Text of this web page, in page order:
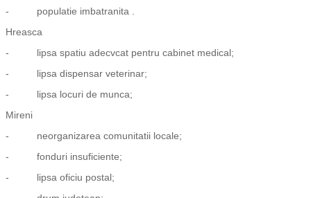
- populatie imbatranita .
Hreasca
- lipsa spatiu adecvcat pentru cabinet medical;
- lipsa dispensar veterinar;
- lipsa locuri de munca;
Mireni
- neorganizarea comunitatii locale;
- fonduri insuficiente;
- lipsa oficiu postal;